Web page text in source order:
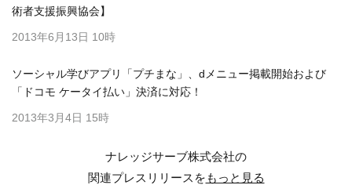
術者支援振興協会】
2013年6月13日 10時
ソーシャル学びアプリ「プチまな」、dメニュー掲載開始および
「ドコモ ケータイ払い」決済に対応！
2013年3月4日 15時
ナレッジサーブ株式会社の
関連プレスリリースをもっと見る